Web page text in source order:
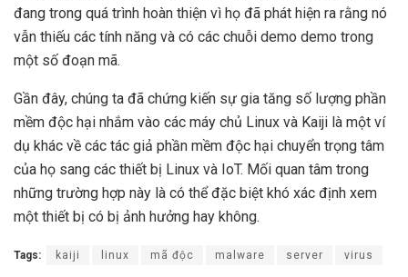
đang trong quá trình hoàn thiện vì họ đã phát hiện ra rằng nó
vẫn thiếu các tính năng và có các chuỗi demo demo trong
một số đoạn mã.
Gần đây, chúng ta đã chứng kiến ​​sự gia tăng số lượng phần
mềm độc hại nhắm vào các máy chủ Linux và Kaiji là một ví
dụ khác về các tác giả phần mềm độc hại chuyển trọng tâm
của họ sang các thiết bị Linux và IoT. Mối quan tâm trong
những trường hợp này là có thể đặc biệt khó xác định xem
một thiết bị có bị ảnh hưởng hay không.
Tags: kaiji linux mã độc malware server virus